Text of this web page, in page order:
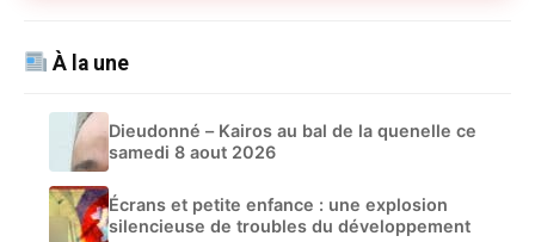
À la une
Dieudonné – Kairos au bal de la quenelle ce
samedi 8 aout 2026
Écrans et petite enfance : une explosion
silencieuse de troubles du développement